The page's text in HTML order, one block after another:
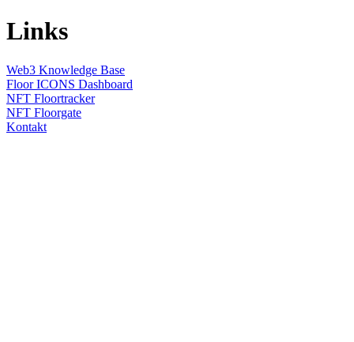
Links
Web3 Knowledge Base
Floor ICONS Dashboard
NFT Floortracker
NFT Floorgate
Kontakt